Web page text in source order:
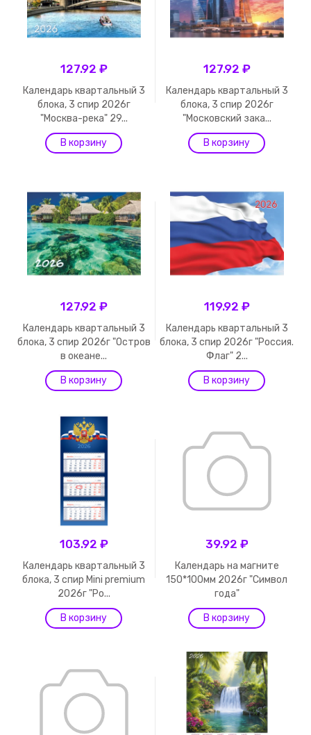
127.92 ₽
Календарь квартальный 3
блока, 3 спир 2026г
"Москва-река" 29...
127.92 ₽
Календарь квартальный 3
блока, 3 спир 2026г
"Московский зака...
127.92 ₽
Календарь квартальный 3
блока, 3 спир 2026г "Остров
в океане...
119.92 ₽
Календарь квартальный 3
блока, 3 спир 2026г "Россия.
Флаг" 2...
103.92 ₽
Календарь квартальный 3
блока, 3 спир Mini premium
2026г "Ро...
39.92 ₽
Календарь на магните
150*100мм 2026г "Символ
года"